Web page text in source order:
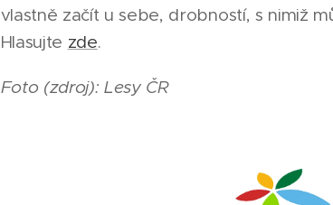
vlastně začít u sebe, drobností, s nimiž
Hlasujte zde.
Foto (zdroj): Lesy ČR